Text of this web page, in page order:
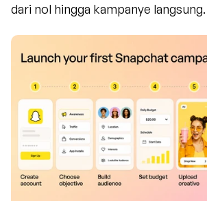
dari nol hingga kampanye langsung.